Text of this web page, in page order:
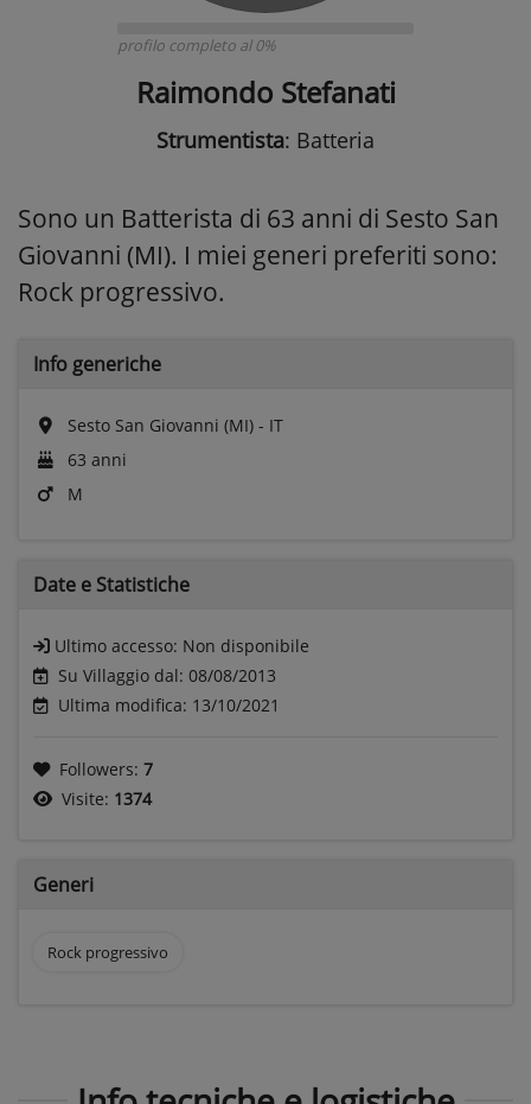
profilo completo al 0%
Raimondo Stefanati
Strumentista: Batteria
Sono un Batterista di 63 anni di Sesto San
Giovanni (MI). I miei generi preferiti sono:
Rock progressivo.
Info generiche
Sesto San Giovanni (MI) - IT
63 anni
M
Date e Statistiche
Ultimo accesso: Non disponibile
Su Villaggio dal: 08/08/2013
Ultima modifica: 13/10/2021
Followers: 7
Visite: 1374
Generi
Rock progressivo